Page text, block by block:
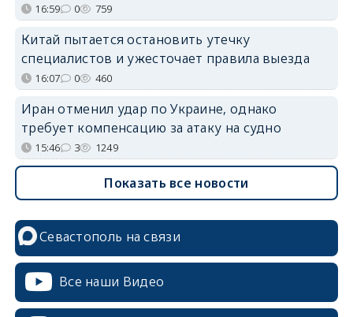
16:59 0 759
Китай пытается остановить утечку
специалистов и ужесточает правила выезда
16:07 0 460
Иран отменил удар по Украине, однако
требует компенсацию за атаку на судно
15:46 3 1249
Показать все новости
Севастополь на связи
Все наши Видео